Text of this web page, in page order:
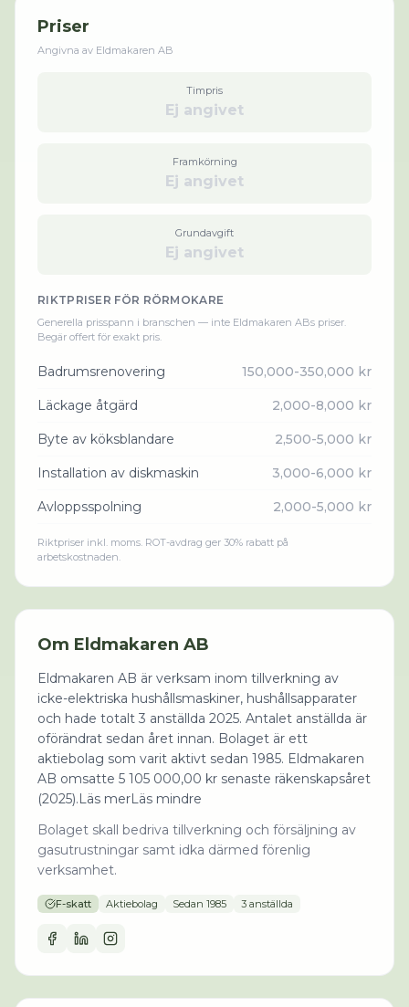
Priser
Angivna av Eldmakaren AB
Timpris
Ej angivet
Framkörning
Ej angivet
Grundavgift
Ej angivet
RIKTPRISER FÖR RÖRMOKARE
Generella prisspann i branschen — inte Eldmakaren ABs priser.
Begär offert för exakt pris.
Badrumsrenovering 150,000-350,000 kr
Läckage åtgärd 2,000-8,000 kr
Byte av köksblandare 2,500-5,000 kr
Installation av diskmaskin 3,000-6,000 kr
Avloppsspolning 2,000-5,000 kr
Riktpriser inkl. moms. ROT-avdrag ger 30% rabatt på
arbetskostnaden.
Om Eldmakaren AB
Eldmakaren AB är verksam inom tillverkning av
icke-elektriska hushållsmaskiner, hushållsapparater
och hade totalt 3 anställda 2025. Antalet anställda är
oförändrat sedan året innan. Bolaget är ett
aktiebolag som varit aktivt sedan 1985. Eldmakaren
AB omsatte 5 105 000,00 kr senaste räkenskapsåret
(2025).Läs merLäs mindre
Bolaget skall bedriva tillverkning och försäljning av
gasutrustningar samt idka därmed förenlig
verksamhet.
F-skatt Aktiebolag Sedan 1985 3 anställda